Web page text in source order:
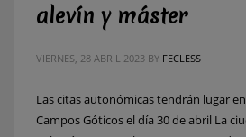
alevín y máster
VIERNES, 28 ABRIL 2023 BY FECLESS
Las citas autonómicas tendrán lugar
Campos Góticos el día 30 de abril La